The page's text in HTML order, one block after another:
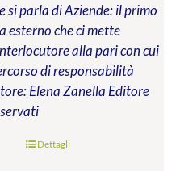
si parla di Aziende: il primo
esterno che ci mette
alla pari con cui
di responsabilità
Elena Zanella Editore
Dettagli